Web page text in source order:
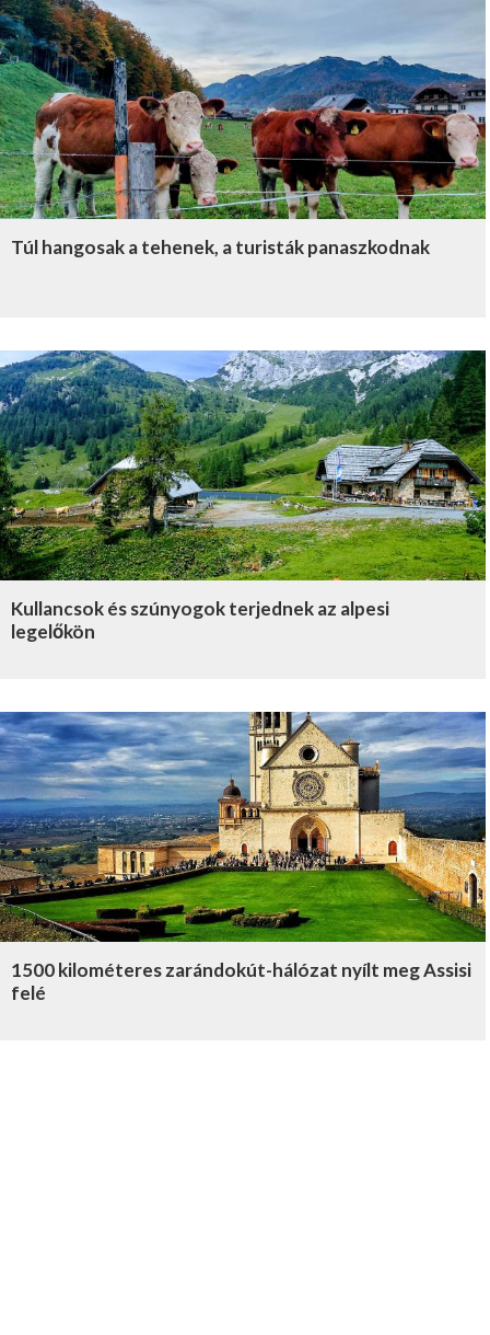
Túl hangosak a tehenek, a turisták panaszkodnak
Kullancsok és szúnyogok terjednek az alpesi
legelőkön
1500 kilométeres zarándokút-hálózat nyílt meg Assisi
felé